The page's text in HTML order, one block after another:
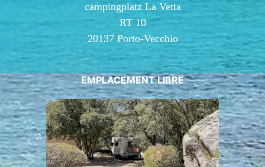
campingplatz La Vetta
RT 10
20137 Porto-Vecchio
EMPLACEMENT LIBRE